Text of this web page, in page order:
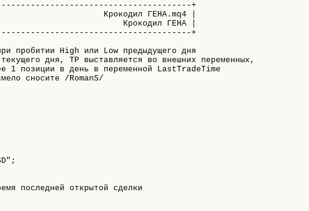
+
Крокодил ГЕНА.mq4 |
Крокодил ГЕНА |
+
пробитии High или Low предыдущего дня
дня, TP выставляется во внешних переменных,
1 позиции в день в переменной LastTradeTime
сносите /RomanS/
;
последней открытой сделки